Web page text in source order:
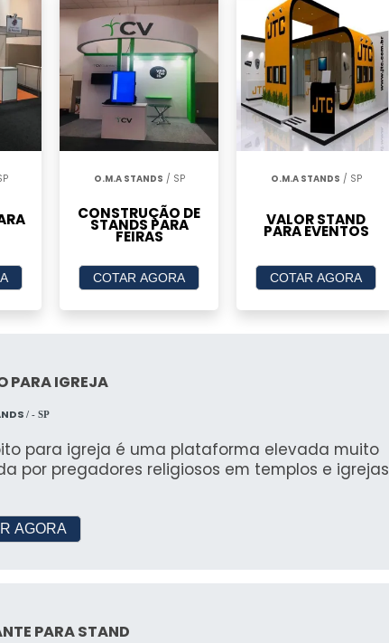
Intempéries
suportar intempéries, garantindo que seu evento
Cada Ocasião
ESPECIALIZADOS
incluindo tendas piramidais e estruturas
dos produtos disponíveis para locação.
TRABALHOS
O.M.A STANDS / SP
CONSTRUÇÃO DE
STANDS PARA
FEIRAS
COTAR AGORA
O.M.A STANDS / SP
VALOR STAND
PARA EVENTOS
COTAR AGORA
PARA IGREJA
/ - SP
para igreja é uma plataforma elevada muito
por pregadores religiosos em templos e igrejas
AGORA
PARA STAND